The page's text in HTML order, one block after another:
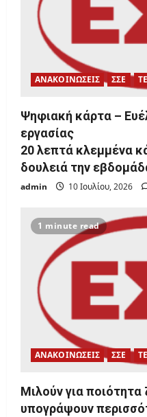
ΑΝΑΚΟΙΝΩΣΕΙΣ ΣΣΕ
Ψηφιακή κάρτα –
εργασίας
20 λεπτά κλεμμένα
δουλειά την
admin 10 Ιουλίου, 2026
1 minute read
ΑΝΑΚΟΙΝΩΣΕΙΣ ΣΣΕ
Μιλούν για
υπογράψουν